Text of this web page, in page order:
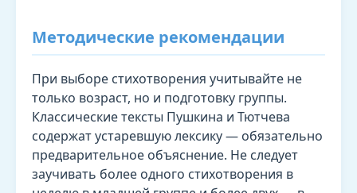
Методические рекомендации
При выборе стихотворения учитывайте не
только возраст, но и подготовку группы.
Классические тексты Пушкина и Тютчева
содержат устаревшую лексику — обязательно
предварительное объяснение. Не следует
заучивать более одного стихотворения в